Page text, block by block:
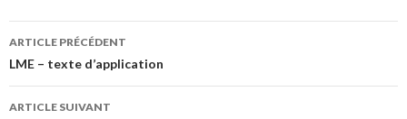
Navigation
des
articles
ARTICLE PRÉCÉDENT
LME – texte d’application
ARTICLE SUIVANT